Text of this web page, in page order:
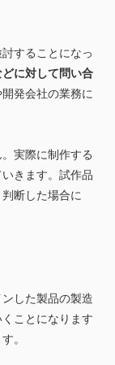
することになっ
に対して問い合
発会社の業務に
実際に制作する
きます。試作品
断した場合に
した製品の製造
ことになります
。